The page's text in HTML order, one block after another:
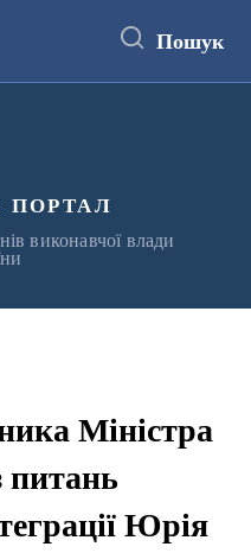
Пошук
виконавчої влади
Міністра
питань
Юрія